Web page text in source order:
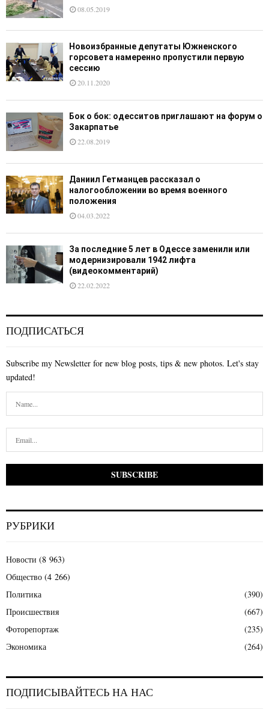
08.05.2019
Новоизбранные депутаты Южненского
горсовета намеренно пропустили первую
сессию
20.11.2020
Бок о бок: одесситов приглашают на форум о
Закарпатье
22.08.2019
Даниил Гетманцев рассказал о
налогообложении во время военного
положения
04.03.2022
За последние 5 лет в Одессе заменили или
модернизировали 1942 лифта
(видеокомментарий)
22.02.2022
ПОДПИСАТЬСЯ
Subscribe my Newsletter for new blog posts, tips & new photos. Let's stay
updated!
РУБРИКИ
Новости (8 963)
Общество (4 266)
Политика
(390)
Происшествия
(667)
Фоторепортаж
(235)
Экономика
(264)
ПОДПИСЫВАЙТЕСЬ НА НАС